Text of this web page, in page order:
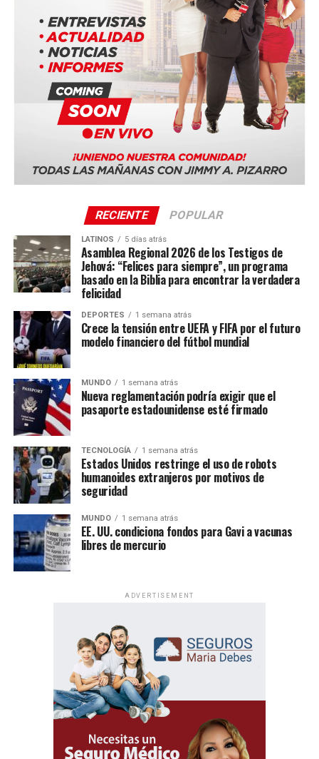
RECIENTE POPULAR
LATINOS 5 días atrás
Asamblea Regional 2026 de los Testigos de
Jehová: “Felices para siempre”, un programa
basado en la Biblia para encontrar la verdadera
felicidad
DEPORTES 1 semana atrás
Crece la tensión entre UEFA y FIFA por el futuro
modelo financiero del fútbol mundial
MUNDO 1 semana atrás
Nueva reglamentación podría exigir que el
pasaporte estadounidense esté firmado
TECNOLOGÍA 1 semana atrás
Estados Unidos restringe el uso de robots
humanoides extranjeros por motivos de
seguridad
MUNDO 1 semana atrás
EE. UU. condiciona fondos para Gavi a vacunas
libres de mercurio
ADVERTISEMENT